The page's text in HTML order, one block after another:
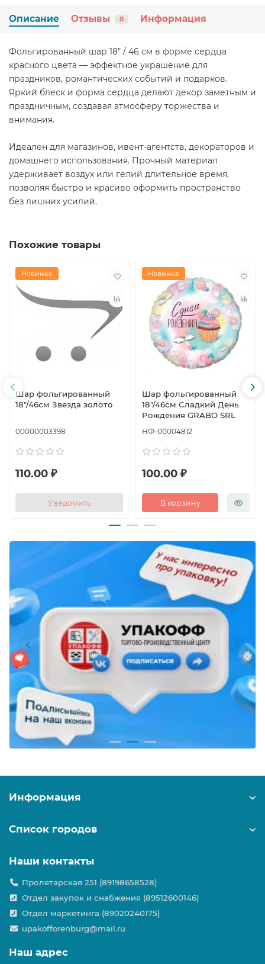
Описание Отзывы 0 Информация
Фольгированный шар 18" / 46 см в форме сердца
красного цвета — эффектное украшение для
праздников, романтических событий и подарков.
Яркий блеск и форма сердца делают декор заметным и
праздничным, создавая атмосферу торжества и
внимания.
Идеален для магазинов, ивент-агентств, декораторов и
домашнего использования. Прочный материал
удерживает воздух или гелий длительное время,
позволяя быстро и красиво оформить пространство
без лишних усилий.
Похожие товары
Новинка
Шар фольгированный
18"/46см Звезда золото
00000003398
110.00 ₽
Уведомить
Новинка
Шар фольгированный
18"/46см Сладкий День
Рождения GRABO SRL
НФ-00004812
100.00 ₽
В корзину
Информация
Список городов
Наши контакты
Пролетарская 251 (89198658528)
Отдел закупок и снабжения (89512600146)
Отдел маркетинга (89020240175)
upakofforenburg@mail.ru
Наш адрес